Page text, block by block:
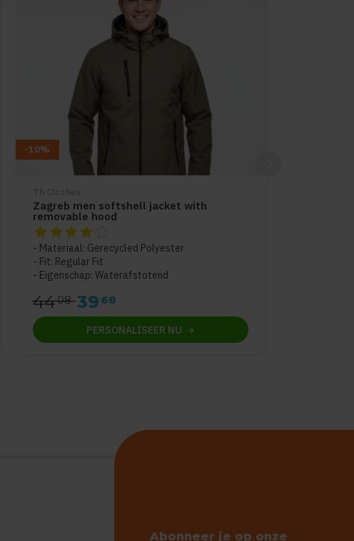
-10%
Zagreb men softshell jacket with
removable hood
De beoordeling van dit product is
Materiaal: Gerecycled Polyester
Fit: Regular Fit
Eigenschap: Waterafstotend
4408 39 68
PERSONALISEER NU
Abonneer je op onze